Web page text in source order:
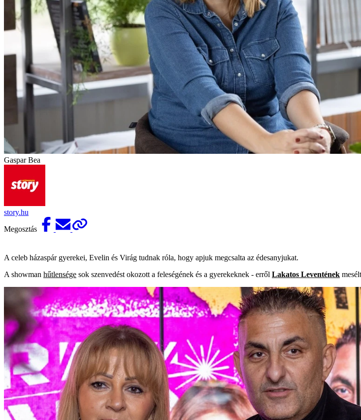
Gaspar Bea
story.hu
Megosztás
A celeb házaspár gyerekei, Evelin és Virág tudnak róla, hogy apjuk megcsalta az édesanyjukat.
A showman hűtlensége sok szenvedést okozott a feleségének és a gyerekeknek - erről Lakatos Leventének mesélt